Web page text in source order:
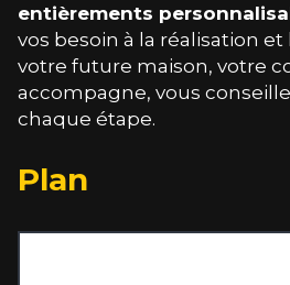
entièrements
vos besoin à la réalisation
votre future maison, votre
accompagne, vous
chaque étape.
Plan